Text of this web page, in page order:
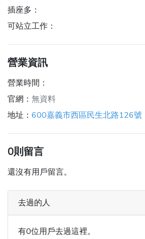
插座多：
可站立工作：
營業資訊
營業時間：
官網： 無資料
地址： 600嘉義市西區民生北路126號
0則留言
還沒有用戶留言。
去過的人
有0位用戶去過這裡。